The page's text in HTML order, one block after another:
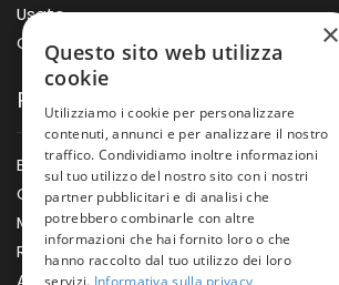
Usato
Offerte
Prodotti
Barche
Gommoni
Motori
Rimorchi
Accessori
×
Questo sito web utilizza
cookie
Utilizziamo i cookie per personalizzare
contenuti, annunci e per analizzare il nostro
traffico. Condividiamo inoltre informazioni
sul tuo utilizzo del nostro sito con i nostri
partner pubblicitari e di analisi che
potrebbero combinarle con altre
informazioni che hai fornito loro o che
hanno raccolto dal tuo utilizzo dei loro
servizi. Informativa sulla privacy